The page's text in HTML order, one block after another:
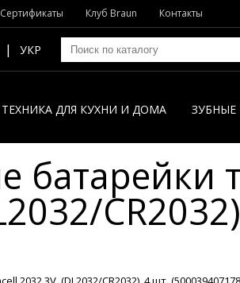
Сертификаты Клуб Braun Контакты
УКР
ТЕХНИКА ДЛЯ КУХНИ И ДОМА
батарейки